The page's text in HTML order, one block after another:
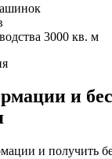
3000 кв. м
и
и получить